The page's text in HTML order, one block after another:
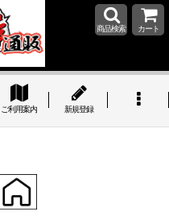
商品検索 カート
ご利用案内 新規登録